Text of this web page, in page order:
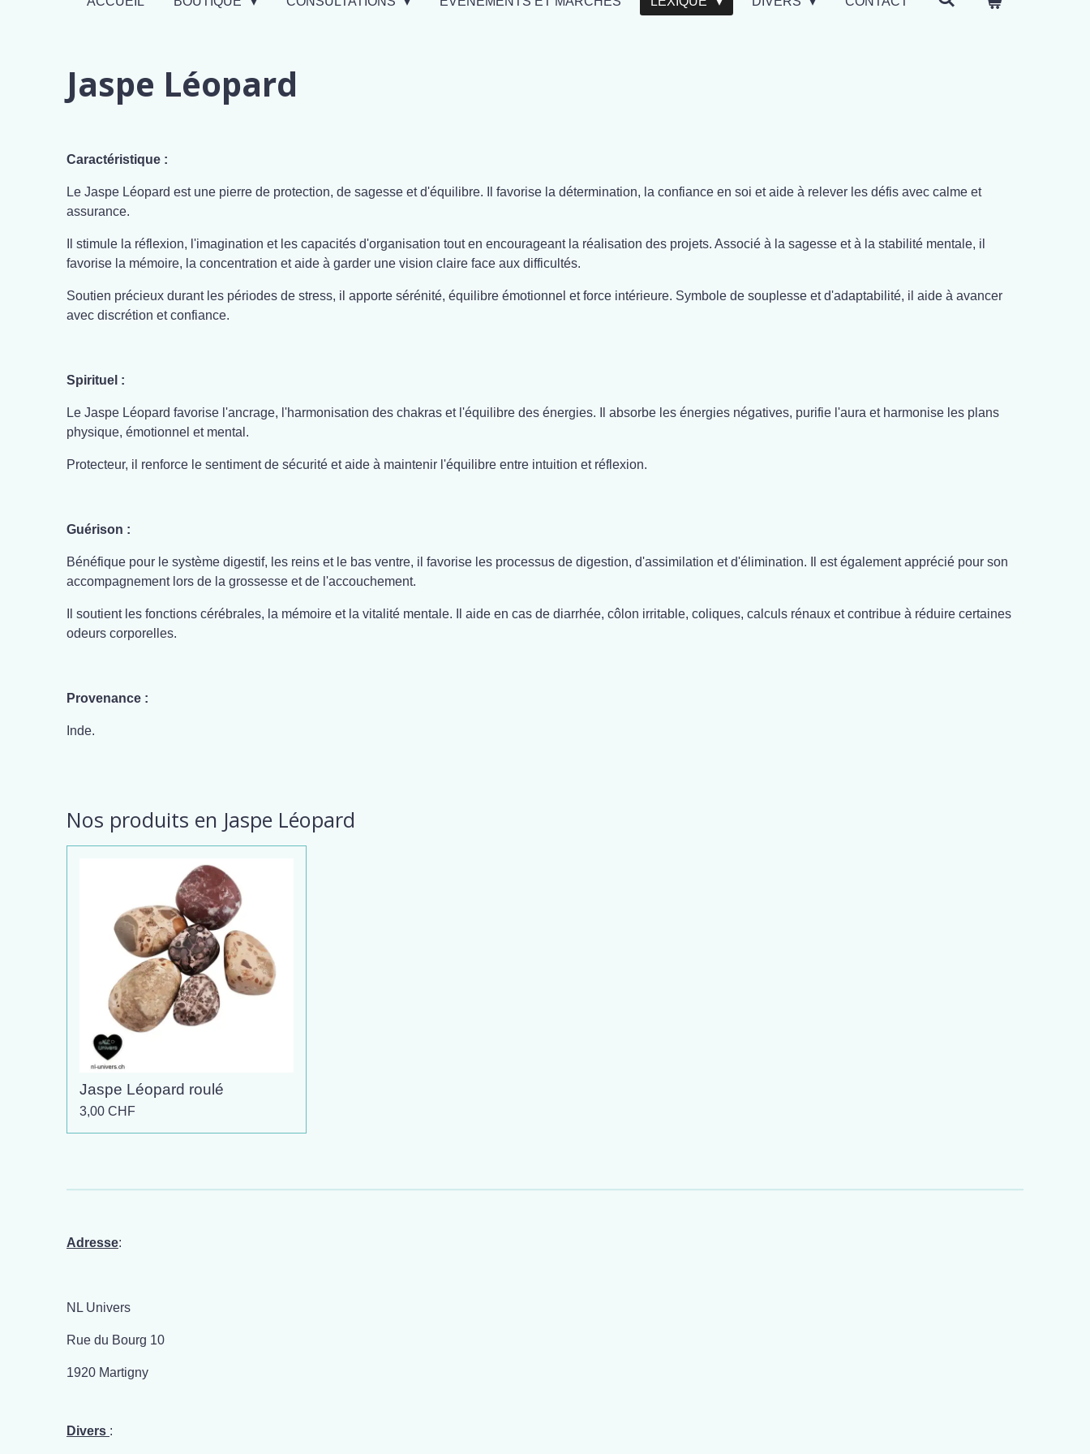
Jaspe Léopard
Caractéristique :
Le Jaspe Léopard est une pierre de protection, de sagesse et d'équilibre. Il favorise la détermination, la confiance en soi et aide à relever les défis avec calme et
assurance.
Il stimule la réflexion, l'imagination et les capacités d'organisation tout en encourageant la réalisation des projets. Associé à la sagesse et à la stabilité mentale, il
favorise la mémoire, la concentration et aide à garder une vision claire face aux difficultés.
Soutien précieux durant les périodes de stress, il apporte sérénité, équilibre émotionnel et force intérieure. Symbole de souplesse et d'adaptabilité, il aide à avancer
avec discrétion et confiance.
Spirituel :
Le Jaspe Léopard favorise l'ancrage, l'harmonisation des chakras et l'équilibre des énergies. Il absorbe les énergies négatives, purifie l'aura et harmonise les plans
physique, émotionnel et mental.
Protecteur, il renforce le sentiment de sécurité et aide à maintenir l'équilibre entre intuition et réflexion.
Guérison :
Bénéfique pour le système digestif, les reins et le bas ventre, il favorise les processus de digestion, d'assimilation et d'élimination. Il est également apprécié pour son
accompagnement lors de la grossesse et de l'accouchement.
Il soutient les fonctions cérébrales, la mémoire et la vitalité mentale. Il aide en cas de diarrhée, côlon irritable, coliques, calculs rénaux et contribue à réduire certaines
odeurs corporelles.
Provenance :
Inde.
Nos produits en Jaspe Léopard
Jaspe Léopard roulé
3,00 CHF
Adresse:
NL Univers
Rue du Bourg 10
1920 Martigny
Divers :